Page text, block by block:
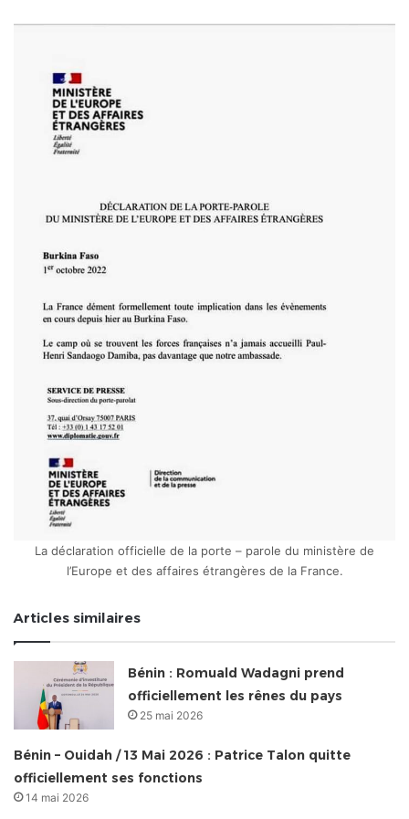
La déclaration officielle de la porte – parole du ministère de
l’Europe et des affaires étrangères de la France.
Articles similaires
Bénin : Romuald Wadagni prend
officiellement les rênes du pays
25 mai 2026
Bénin – Ouidah / 13 Mai 2026 : Patrice Talon quitte
officiellement ses fonctions
14 mai 2026